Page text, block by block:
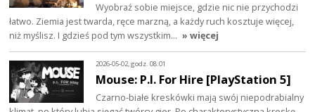
Wyobraź sobie miejsce, gdzie nic nie przychodzi
łatwo. Ziemia jest twarda, ręce marzną, a każdy ruch kosztuje więcej,
niż myślisz. I gdzieś pod tym wszystkim… » więcej
2026-05-02, godz. 08:01
Mouse: P.I. For Hire [PlayStation 5]
Czarno-białe kreskówki mają swój niepodrabialny